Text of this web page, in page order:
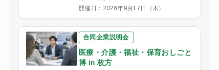
開催日：2026年9月17日（木）
合同企業説明会
医療・介護・福祉・保育おしごと
博 in 枚方